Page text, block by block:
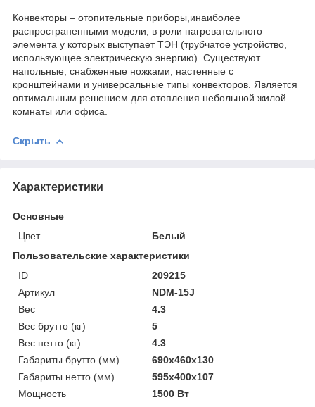
Конвекторы – отопительные приборы,инаиболее
распространенными модели, в роли нагревательного
элемента у которых выступает ТЭН (трубчатое устройство,
использующее электрическую энергию). Существуют
напольные, снабженные ножками, настенные с
кронштейнами и универсальные типы конвекторов. Является
оптимальным решением для отопления небольшой жилой
комнаты или офиса.
Скрыть
Характеристики
Основные
Цвет
Белый
Пользовательские характеристики
ID
209215
Артикул
NDM-15J
Вес
4.3
Вес брутто (кг)
5
Вес нетто (кг)
4.3
Габариты брутто (мм)
690x460x130
Габариты нетто (мм)
595x400x107
Мощность
1500 Вт